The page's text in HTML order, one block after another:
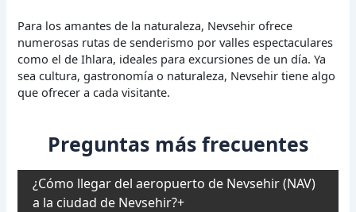
Para los amantes de la naturaleza, Nevsehir ofrece
numerosas rutas de senderismo por valles espectaculares
como el de Ihlara, ideales para excursiones de un día. Ya
sea cultura, gastronomía o naturaleza, Nevsehir tiene algo
que ofrecer a cada visitante.
Preguntas más frecuentes
¿Cómo llegar del aeropuerto de Nevsehir (NAV)
a la ciudad de Nevsehir?